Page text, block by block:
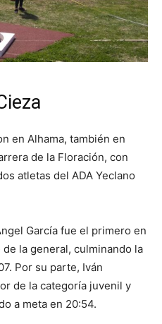
en Alhama, también en
de la Floración, con
atletas del ADA Yeclano
García fue el primero en
la general, culminando la
Por su parte, Iván
de la categoría juvenil y
a meta en 20:54.